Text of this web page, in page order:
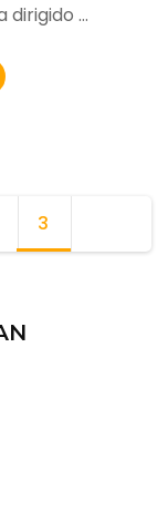
dirigido …
Page
3